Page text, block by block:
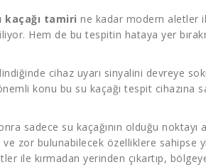
kaçağı tamiri ne kadar modern aletler
Hem de bu tespitin hataya yer
cihaz uyarı sinyalini devreye
konu bu su kaçağı tespit cihazına
sadece su kaçağının olduğu noktayı
ve zor bulunabilecek özelliklere sahipse
ile kırmadan yerinden çıkartıp,